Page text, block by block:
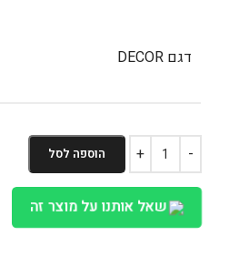
דגם DECOR
הוספה לסל
שאל אותנו על מוצר זה